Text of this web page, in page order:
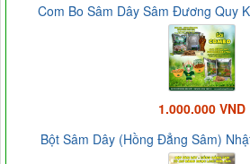
Com Bo Sâm Dây Sâm Đương Quy
1.000.000 VND
Bột Sâm Dây (Hồng Đẳng Sâm)